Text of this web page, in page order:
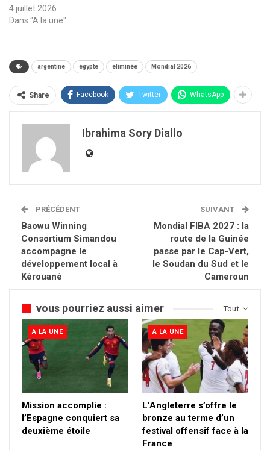
4 juillet 2026
Dans "A la une"
argentine égypte eliminée Mondial 2026
Share Facebook Twitter WhatsApp
Ibrahima Sory Diallo
PRÉCÉDENT
Baowu Winning
Consortium Simandou
accompagne le
développement local à
Kérouané
SUIVANT
Mondial FIBA 2027 : la
route de la Guinée
passe par le Cap-Vert,
le Soudan du Sud et le
Cameroun
Tout
vous pourriez aussi aimer
A LA UNE
Mission accomplie :
l’Espagne conquiert sa
deuxième étoile
A LA UNE
L’Angleterre s’offre le
bronze au terme d’un
festival offensif face à la
France